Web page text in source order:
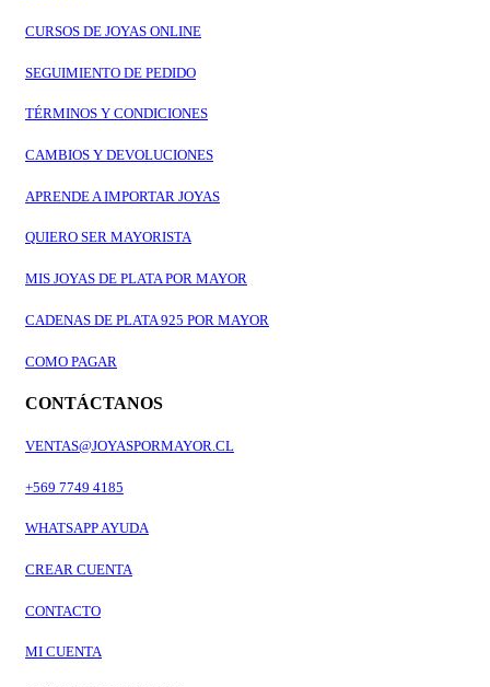
CURSOS DE JOYAS ONLINE
SEGUIMIENTO DE PEDIDO
TÉRMINOS Y CONDICIONES
CAMBIOS Y DEVOLUCIONES
APRENDE A IMPORTAR JOYAS
QUIERO SER MAYORISTA
MIS JOYAS DE PLATA POR MAYOR
CADENAS DE PLATA 925 POR MAYOR
COMO PAGAR
CONTÁCTANOS
VENTAS@JOYASPORMAYOR.CL
+569 7749 4185
WHATSAPP AYUDA
CREAR CUENTA
CONTACTO
MI CUENTA